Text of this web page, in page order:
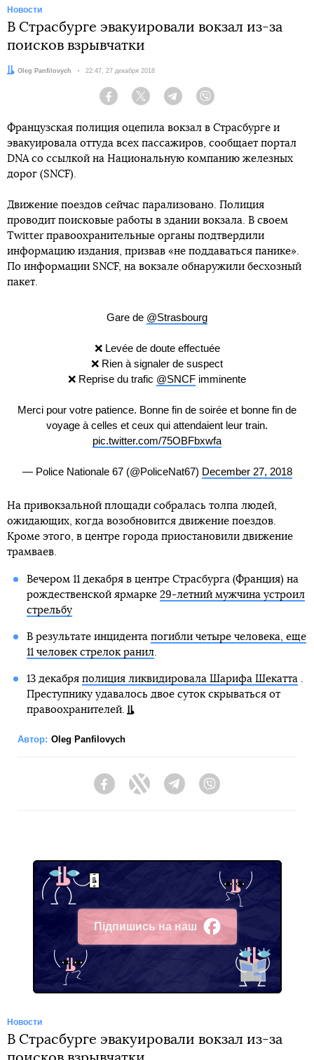
Новости
В Страсбурге эвакуировали вокзал из-за
поисков взрывчатки
Автор:
Oleg Panfilovych Дата:
22:47, 27 декабря 2018
Facebook Twitter Telegram
Французская полиция оцепила вокзал в Страсбурге и
эвакуировала оттуда всех пассажиров, сообщает портал
DNA со ссылкой на Национальную компанию железных
дорог (SNCF).
Движение поездов сейчас парализовано. Полиция
проводит поисковые работы в здании вокзала. В своем
Twitter правоохранительные органы подтвердили
информацию издания, призвав «не поддаваться панике».
По информации SNCF, на вокзале обнаружили бесхозный
пакет.
Gare de @Strasbourg
❌ Levée de doute effectuée
❌ Rien à signaler de suspect
❌ Reprise du trafic @SNCF imminente
Merci pour votre patience. Bonne fin de soirée et bonne fin de
voyage à celles et ceux qui attendaient leur train.
pic.twitter.com/75OBFbxwfa
— Police Nationale 67 (@PoliceNat67) December 27, 2018
На привокзальной площади собралась толпа людей,
ожидающих, когда возобновится движение поездов.
Кроме этого, в центре города приостановили движение
трамваев.
Вечером 11 декабря в центре Страсбурга (Франция) на
рождественской ярмарке 29-летний мужчина устроил
стрельбу
В результате инцидента погибли четыре человека, еще
11 человек стрелок ранил.
13 декабря полиция ликвидировала Шарифа Шекатта.
Преступнику удавалось двое суток скрываться от
правоохранителей.
Автор: Oleg Panfilovych
FacebookTwitter Telegram
Підпишись на наш
Facebook
Новости
В Страсбурге эвакуировали вокзал из-за